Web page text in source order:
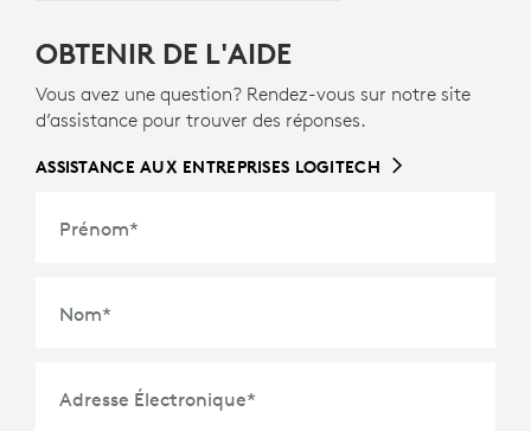
OBTENIR DE L'AIDE
Vous avez une question? Rendez-vous sur notre site
d’assistance pour trouver des réponses.
ASSISTANCE AUX ENTREPRISES LOGITECH
Prénom*
Nom*
Adresse Électronique*